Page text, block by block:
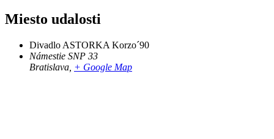
Miesto udalosti
Divadlo ASTORKA Korzo´90
Námestie SNP 33
Bratislava + Google Map